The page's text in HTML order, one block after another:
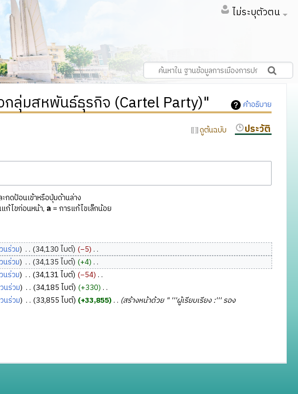
ไม่ระบุตัวตน
คำอธิบาย
ลุ่มสหพันธ์ธุรกิจ (Cartel Party)"
ดูต้นฉบับ ประวัติ
กดป้อนเข้าหรือปุ่มด้านล่าง
ก้ไขก่อนหน้า, ล= การแก้ไขเล็กน้อย
นร่วม ‎ 34,130 ไบต์ −5 ‎
นร่วม ‎ 34,135 ไบต์ +4 ‎
นร่วม ‎ 34,131 ไบต์ −54 ‎
นร่วม ‎ 34,185 ไบต์ +330 ‎
นร่วม ‎ 33,855 ไบต์ +33,855 ‎
สร้างหน้าด้วย " '''ผู้เรียบเรียง :''' รอง